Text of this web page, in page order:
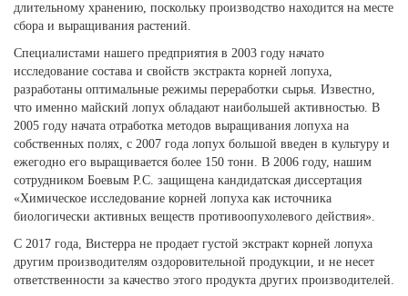
длительному хранению, поскольку производство находится на месте
сбора и выращивания растений.
Специалистами нашего предприятия в 2003 году начато
исследование состава и свойств экстракта корней лопуха,
разработаны оптимальные режимы переработки сырья. Известно,
что именно майский лопух обладают наибольшей активностью. В
2005 году начата отработка методов выращивания лопуха на
собственных полях, с 2007 года лопух большой введен в культуру и
ежегодно его выращивается более 150 тонн. В 2006 году, нашим
сотрудником Боевым Р.С. защищена кандидатская диссертация
«Химическое исследование корней лопуха как источника
биологически активных веществ противоопухолевого действия».
С 2017 года, Вистерра не продает густой экстракт корней лопуха
другим производителям оздоровительной продукции, и не несет
ответственности за качество этого продукта других производителей.